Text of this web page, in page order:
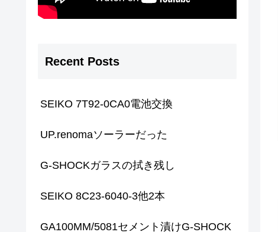
Recent Posts
SEIKO 7T92-0CA0電池交換
UP.renomaソーラーだった
G-SHOCKガラスの拭き残し
SEIKO 8C23-6040-3他2本
GA100MM/5081セメント漬けG-SHOCK